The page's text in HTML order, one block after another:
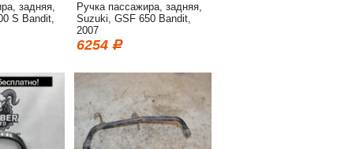
задняя,
S Bandit,
Ручка пассажира, задняя,
Suzuki, GSF 650 Bandit,
2007
6254